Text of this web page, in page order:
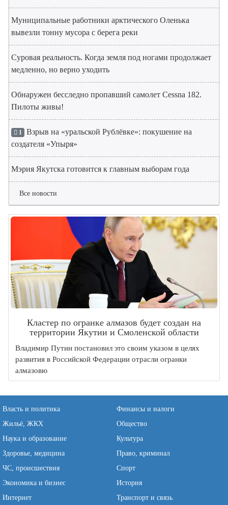
Муниципальные работники арктического Оленька
вывезли тонну мусора с берега реки
Суровая реальность. Когда земля под ногами продолжает
медленно, но верно уходить
Обнаружен бесследно пропавший самолет Cessna 182.
Пилоты живы!
1 Взрыв на «уральской Рублёвке»: покушение на
создателя «Упыря»
Мэрия Якутска готовится к главным выборам года
Все новости
Кластер по огранке алмазов будет создан на
территории Якутии и Смоленской области
Владимир Путин постановил это своим указом в целях
развития в Российской Федерации отрасли огранки
алмазовю
Власть и политика
Финансы и налоги
Жильё, ЖКХ
Общество
Наука и образование
Культура
Здоровье, медицина
Право, криминал
ЧС, происшествия
Спорт
Экономика и бизнес
История
Интернет
Транспорт и связь